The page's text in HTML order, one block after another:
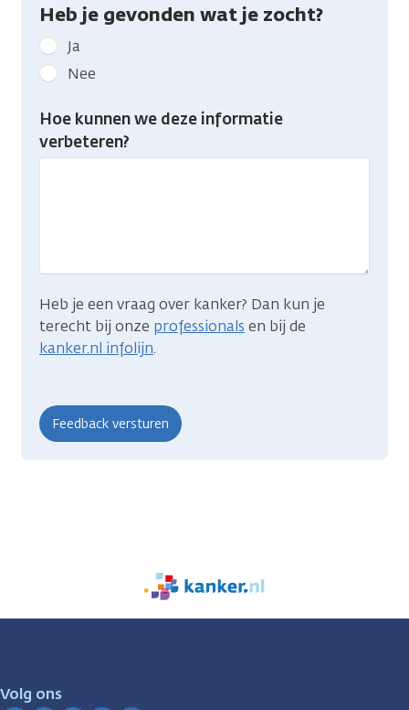
Heb je gevonden wat je zocht?
Geef
kanker.nl
feedback:
Heb
gevonden
Ja
Nee
Hoe kunnen we deze informatie
verbeteren?
Heb je een vraag over kanker? Dan kun je
terecht bij onze professionals en bij de
kanker.nl infolijn.
We
zijn
Volg ons